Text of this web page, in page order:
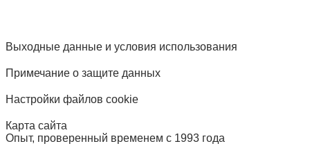
Выходные данные и условия использования
Примечание о защите данных
Настройки файлов cookie
Карта сайта
Опыт, проверенный временем с 1993 года